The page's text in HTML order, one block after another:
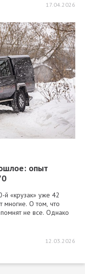
17.04.2026
опыт
й «крузак» уже 42
многие. О том, что
помнят не все. Однако
12.03.2026